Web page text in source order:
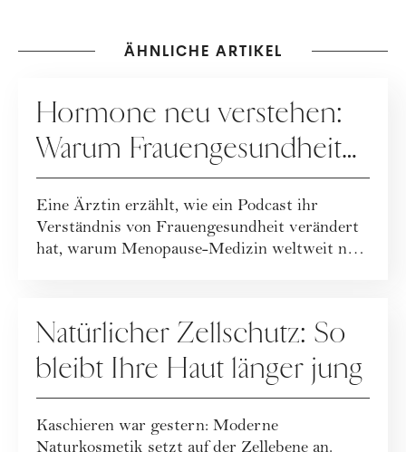
ÄHNLICHE ARTIKEL
Hormone neu verstehen:
Warum Frauengesundheit
heute neu gedacht wird
Eine Ärztin erzählt, wie ein Podcast ihr
Verständnis von Frauengesundheit verändert
hat, warum Menopause-Medizin weltweit neu
Natürlicher Zellschutz: So
bleibt Ihre Haut länger jung
Kaschieren war gestern: Moderne